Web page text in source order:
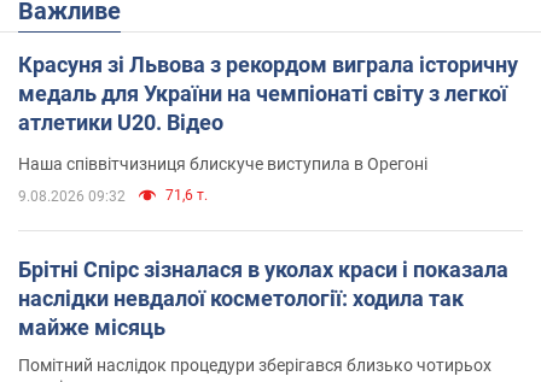
Важливе
Красуня зі Львова з рекордом виграла історичну
медаль для України на чемпіонаті світу з легкої
атлетики U20. Відео
Наша співвітчизниця блискуче виступила в Орегоні
9.08.2026 09:32 71,6 т.
Брітні Спірс зізналася в уколах краси і показала
наслідки невдалої косметології: ходила так
майже місяць
Помітний наслідок процедури зберігався близько чотирьох